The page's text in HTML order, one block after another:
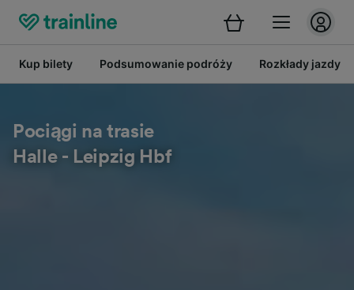
Kup bilety Podsumowanie podróży Rozkłady jazdy
Pociągi na trasie
Halle - Leipzig Hbf